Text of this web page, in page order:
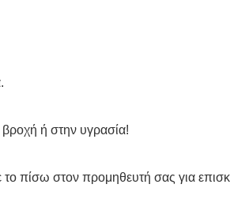
βροχή ή στην υγρασία!
το πίσω στον προμηθευτή σας για